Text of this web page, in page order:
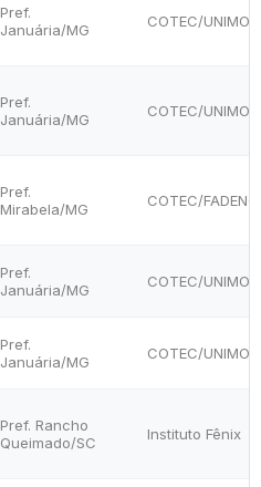
Pref.
Januária/MG
COTEC/
Pref.
Januária/MG
COTEC/
Pref.
Mirabela/MG
COTEC/
Pref.
Januária/MG
COTEC/
Pref.
Januária/MG
COTEC/
Pref. Rancho
Queimado/SC
Instituto Fênix